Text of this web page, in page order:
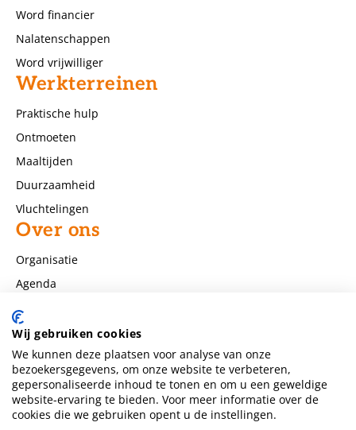
Word financier
Nalatenschappen
Word vrijwilliger
Werkterreinen
Praktische hulp
Ontmoeten
Maaltijden
Duurzaamheid
Vluchtelingen
Over ons
Organisatie
Agenda
Nieuws
Contact
Huis van Compassie Vlietstraat 20b
6542 SL Nijmegen
zie Contact pagina
info@huisvancompassienijmegen.nl
Wij gebruiken cookies
We kunnen deze plaatsen voor analyse van onze
bezoekersgegevens, om onze website te verbeteren,
gepersonaliseerde inhoud te tonen en om u een geweldige
website-ervaring te bieden. Voor meer informatie over de
cookies die we gebruiken opent u de instellingen.